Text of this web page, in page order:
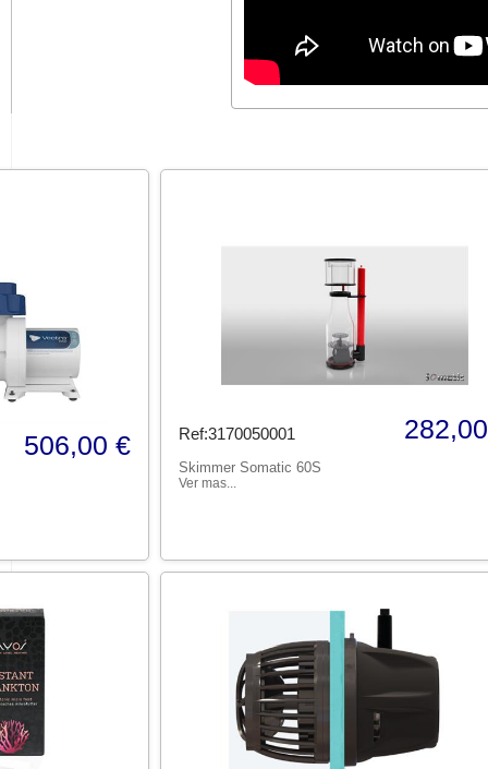
506,00 € Ref:3170050001
Skimmer Somatic 60S
Ver mas...